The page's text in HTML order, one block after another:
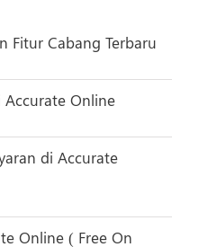
Fitur Cabang Terbaru
Online
di Accurate
Online ( Free On